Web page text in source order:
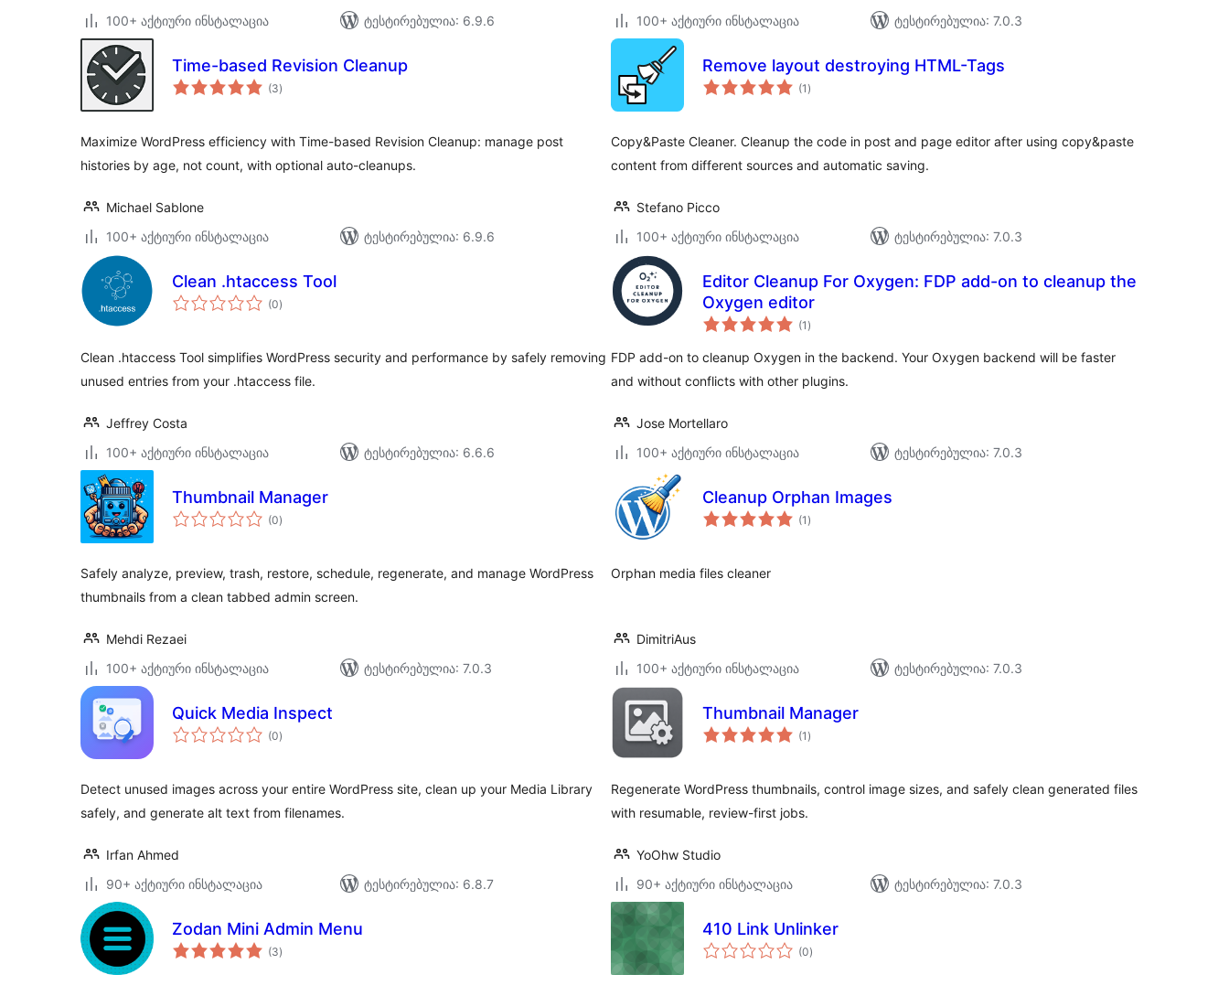
100+ აქტიური ინსტალაცია
ტესტირებულია: 6.9.6
100+ აქტიური ინსტალაცია
ტესტირებულია: 7.0.3
Time-based Revision Cleanup
(3საერთო
რეიტინგი
)
Maximize WordPress efficiency with Time-based Revision Cleanup: manage post
histories by age, not count, with optional auto-cleanups.
Michael Sablone
100+ აქტიური ინსტალაცია
ტესტირებულია: 6.9.6
Remove layout destroying HTML-Tags
(1 საერთო
რეიტინგი
)
Copy&Paste Cleaner. Cleanup the code in post and page editor after using copy&paste
content from different sources and automatic saving.
Stefano Picco
100+ აქტიური ინსტალაცია
ტესტირებულია: 7.0.3
Clean .htaccess Tool
(0საერთო
რეიტინგი
)
Clean .htaccess Tool simplifies WordPress security and performance by safely removing
unused entries from your .htaccess file.
Jeffrey Costa
100+ აქტიური ინსტალაცია
ტესტირებულია: 6.6.6
Editor Cleanup For Oxygen: FDP add-on to cleanup the
Oxygen editor
(1 საერთო
რეიტინგი
)
FDP add-on to cleanup Oxygen in the backend. Your Oxygen backend will be faster
and without conflicts with other plugins.
Jose Mortellaro
100+ აქტიური ინსტალაცია
ტესტირებულია: 7.0.3
Thumbnail Manager
(0საერთო
რეიტინგი
)
Safely analyze, preview, trash, restore, schedule, regenerate, and manage WordPress
thumbnails from a clean tabbed admin screen.
Mehdi Rezaei
100+ აქტიური ინსტალაცია
ტესტირებულია: 7.0.3
Cleanup Orphan Images
(1 საერთო
რეიტინგი
)
Orphan media files cleaner
DimitriAus
100+ აქტიური ინსტალაცია
ტესტირებულია: 7.0.3
Quick Media Inspect
(0საერთო
რეიტინგი
)
Detect unused images across your entire WordPress site, clean up your Media Library
safely, and generate alt text from filenames.
Irfan Ahmed
90+ აქტიური ინსტალაცია
ტესტირებულია: 6.8.7
Thumbnail Manager
(1 საერთო
რეიტინგი
)
Regenerate WordPress thumbnails, control image sizes, and safely clean generated files
with resumable, review-first jobs.
YoOhw Studio
90+ აქტიური ინსტალაცია
ტესტირებულია: 7.0.3
Zodan Mini Admin Menu
(3საერთო
რეიტინგი
)
410 Link Unlinker
(0საერთო
რეიტინგი
)